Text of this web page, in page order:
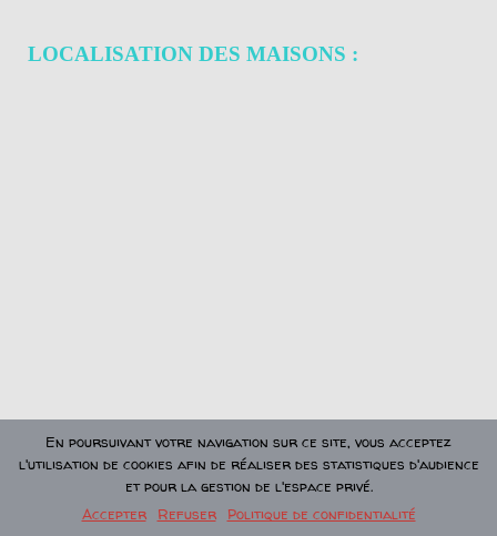
LOCALISATION DES MAISONS :
En poursuivant votre navigation sur ce site, vous acceptez
l'utilisation de cookies afin de réaliser des statistiques d'audience
et pour la gestion de l'espace privé.
Accepter
Refuser Politique de confidentialité